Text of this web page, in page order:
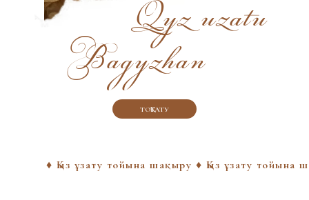
♦ Қыз ұзату тойына шақыру ♦ Қыз ұзату
Bagyzhan
Qyz uzatu
ТОҚТАТУ